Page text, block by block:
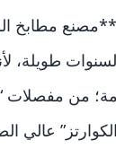
مطابخ
طويلة،
من مفصلات
عالي